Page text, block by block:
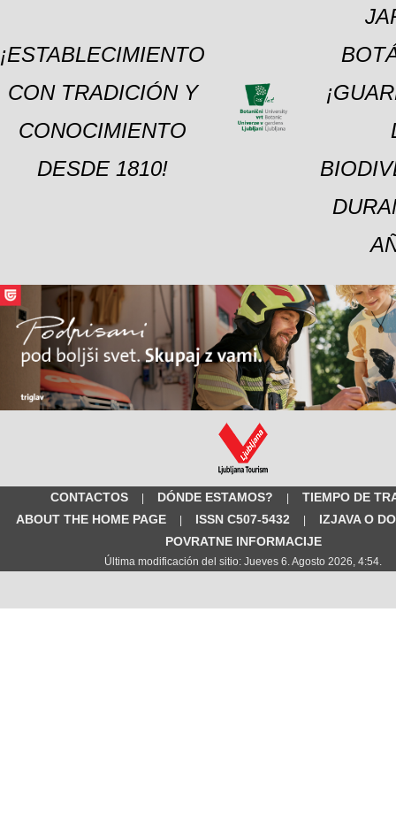
¡ESTABLECIMIENTO
CON TRADICIÓN Y
CONOCIMIENTO
DESDE 1810!
CONTACTOS | DÓNDE ESTAMOS? |
TIEMPO DE
ABOUT THE HOME PAGE
| ISSN C507-5432 |
IZJAVA O
POVRATNE INFORMACIJE
Última modificación del sitio: Jueves 6. Agosto 2026, 4:54.